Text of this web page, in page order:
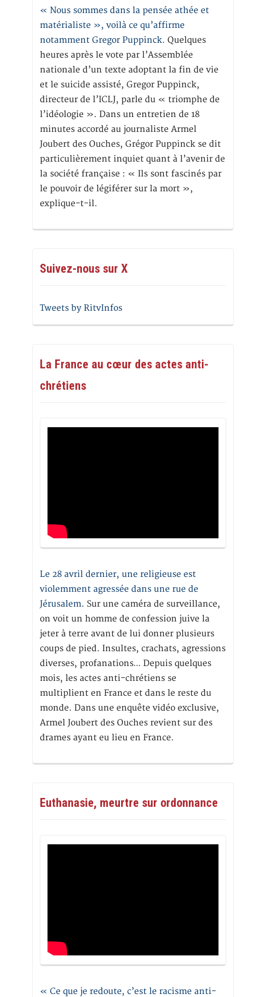
« Nous sommes dans la pensée athée et
matérialiste », voilà ce qu’affirme
notamment Gregor Puppinck. Quelques
heures après le vote par l’Assemblée
nationale d’un texte adoptant la fin de vie
et le suicide assisté, Gregor Puppinck,
directeur de l’ICLJ, parle du « triomphe de
l’idéologie ». Dans un entretien de 18
minutes accordé au journaliste Armel
Joubert des Ouches, Grégor Puppinck se dit
particulièrement inquiet quant à l’avenir de
la société française : « Ils sont fascinés par
le pouvoir de légiférer sur la mort »,
explique-t-il.
Suivez-nous sur X
Tweets by RitvInfos
La France au cœur des actes anti-
chrétiens
Le 28 avril dernier, une religieuse est
violemment agressée dans une rue de
Jérusalem. Sur une caméra de surveillance,
on voit un homme de confession juive la
jeter à terre avant de lui donner plusieurs
coups de pied. Insultes, crachats, agressions
diverses, profanations… Depuis quelques
mois, les actes anti-chrétiens se
multiplient en France et dans le reste du
monde. Dans une enquête vidéo exclusive,
Armel Joubert des Ouches revient sur des
drames ayant eu lieu en France.
Euthanasie, meurtre sur ordonnance
« Ce que je redoute, c’est le racisme anti-